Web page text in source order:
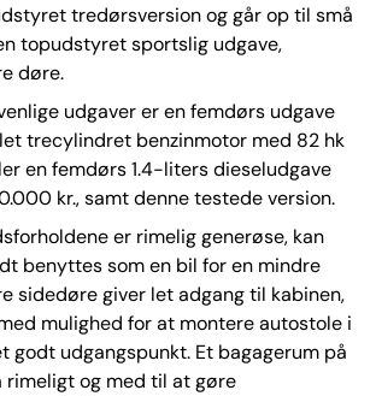
tredørsversion og går op til små
topudstyret sportslig udgave,
døre.
udgaver er en femdørs udgave
trecylindret benzinmotor med 82 hk
en femdørs 1.4-liters dieseludgave
kr., samt denne testede version.
er rimelig generøse, kan
benyttes som en bil for en mindre
sidedøre giver let adgang til kabinen,
mulighed for at montere autostole i
godt udgangspunkt. Et bagagerum på
rimeligt og med til at gøre